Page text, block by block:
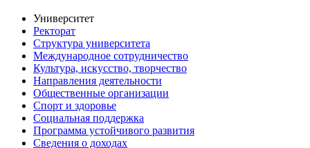
Университет
Ректорат
Структура университета
Международное сотрудничество
Культура, искусство, творчество
Направления деятельности
Общественные организации
Спорт и здоровье
Социальная поддержка
Программа устойчивого развития
Сведения о доходах